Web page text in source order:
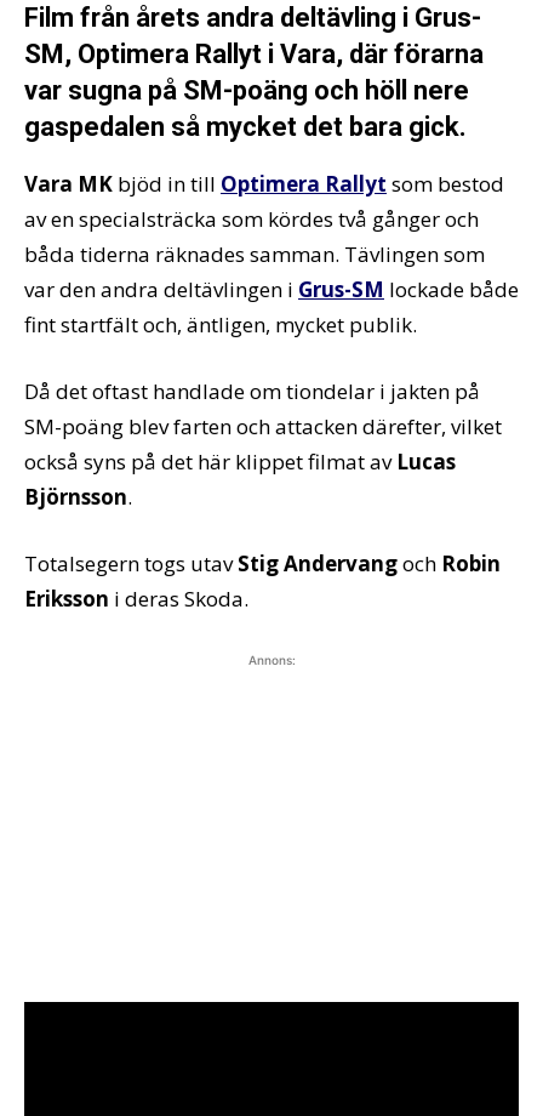
Film från årets andra deltävling i Grus-
SM, Optimera Rallyt i Vara, där förarna
var sugna på SM-poäng och höll nere
gaspedalen så mycket det bara gick.
Vara MK bjöd in till Optimera Rallyt som bestod
av en specialsträcka som kördes två gånger och
båda tiderna räknades samman. Tävlingen som
var den andra deltävlingen i Grus-SM lockade både
fint startfält och, äntligen, mycket publik.
Då det oftast handlade om tiondelar i jakten på
SM-poäng blev farten och attacken därefter, vilket
också syns på det här klippet filmat av Lucas
Björnsson.
Totalsegern togs utavStig Andervangoch Robin
Eriksson i deras Skoda.
Annons: